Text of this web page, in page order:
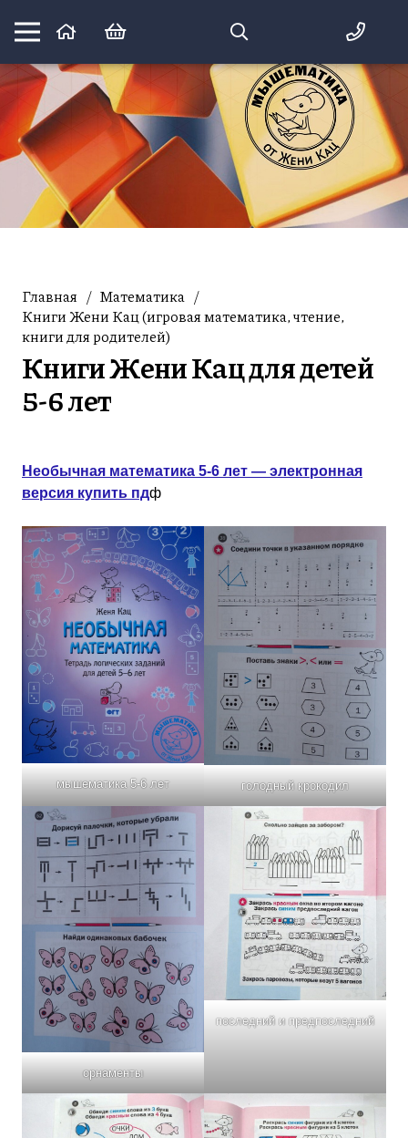
Математика вприпрыжку:
идеи и игры для детей и их родителей
Главная / Математика /
Книги Жени Кац (игровая математика, чтение,
книги для родителей)
Книги Жени Кац для детей
5-6 лет
Необычная математика 5-6 лет — электронная
версия купить пдф
мышематика 5-6 лет голодный крокодил
орнаменты
последний и предпоследний